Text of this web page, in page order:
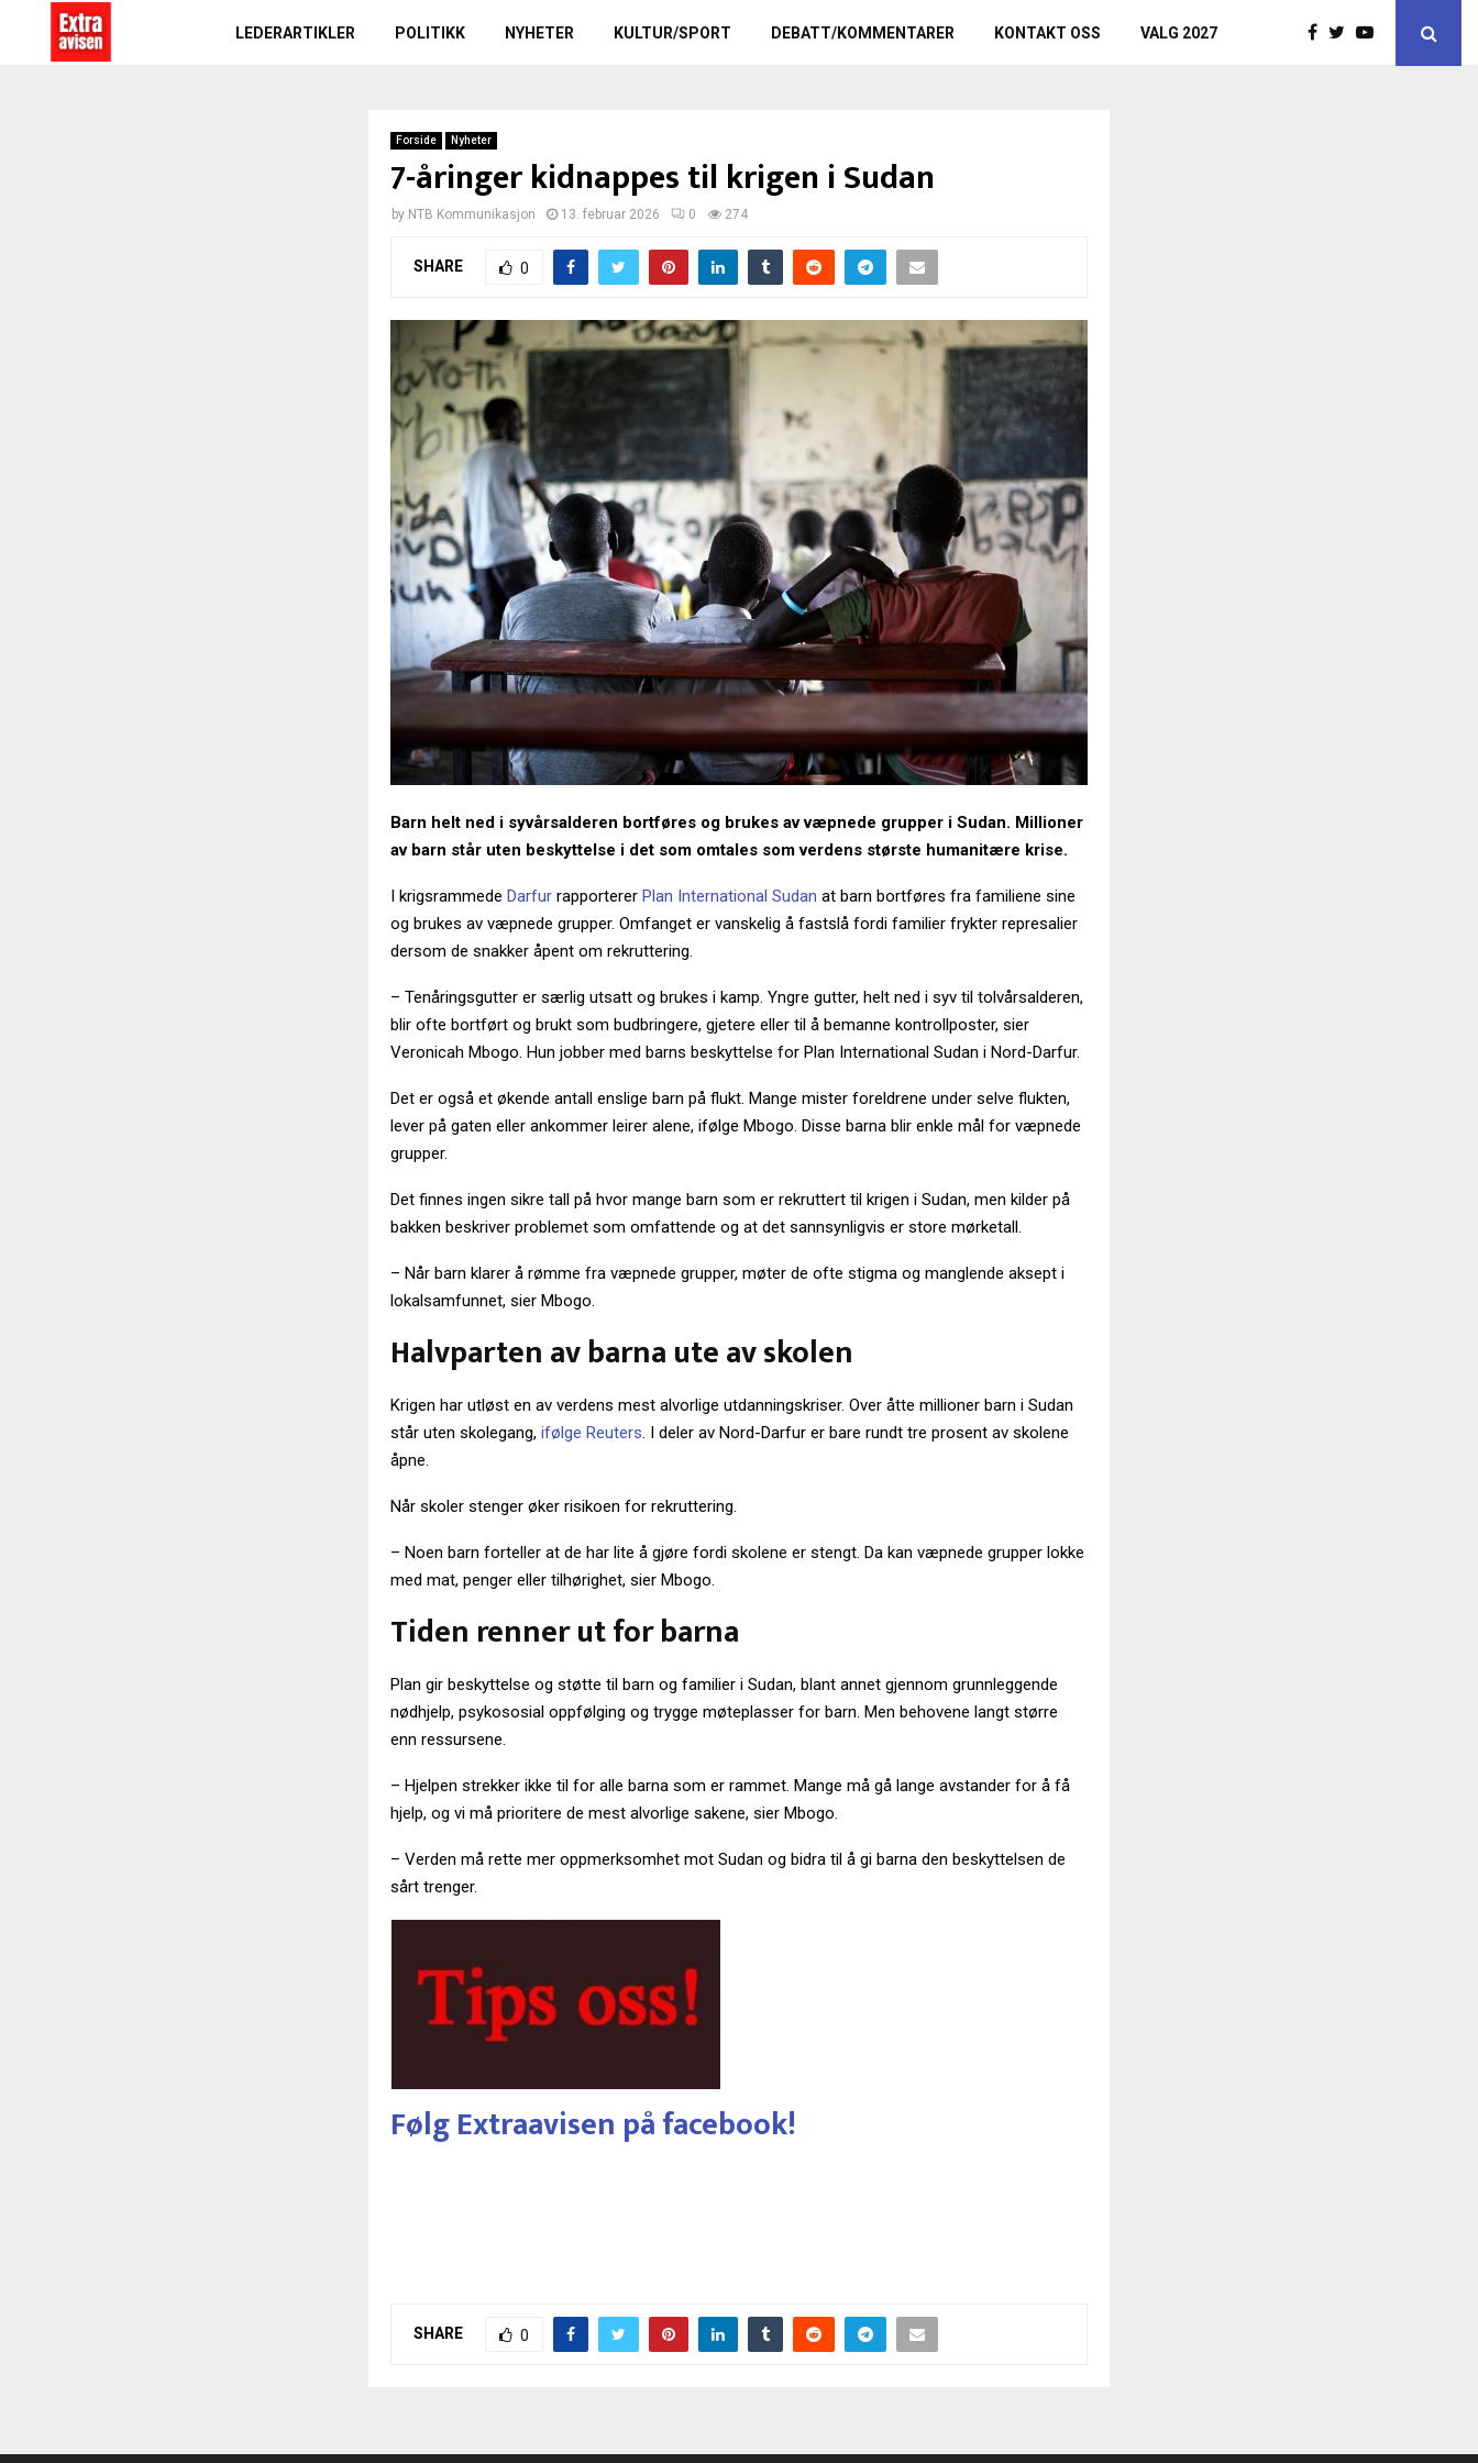
LEDERARTIKLER POLITIKK NYHETER KULTUR/SPORT DEBATT/KOMMENTARER KONTAKT OSS VALG 2027
Forside Nyheter
7-åringer kidnappes til krigen i Sudan
by NTB Kommunikasjon 13. februar 2026 0 274
SHARE 0
Barn helt ned i syvårsalderen bortføres og brukes av væpnede grupper i Sudan. Millioner
av barn står uten beskyttelse i det som omtales som verdens største humanitære krise.
I krigsrammede Darfur rapporterer Plan International Sudan at barn bortføres fra familiene sine
og brukes av væpnede grupper. Omfanget er vanskelig å fastslå fordi familier frykter represalier
dersom de snakker åpent om rekruttering.
– Tenåringsgutter er særlig utsatt og brukes i kamp. Yngre gutter, helt ned i syv til tolvårsalderen,
blir ofte bortført og brukt som budbringere, gjetere eller til å bemanne kontrollposter, sier
Veronicah Mbogo. Hun jobber med barns beskyttelse for Plan International Sudan i Nord-Darfur.
Det er også et økende antall enslige barn på flukt. Mange mister foreldrene under selve flukten,
lever på gaten eller ankommer leirer alene, ifølge Mbogo. Disse barna blir enkle mål for væpnede
grupper.
Det finnes ingen sikre tall på hvor mange barn som er rekruttert til krigen i Sudan, men kilder på
bakken beskriver problemet som omfattende og at det sannsynligvis er store mørketall.
– Når barn klarer å rømme fra væpnede grupper, møter de ofte stigma og manglende aksept i
lokalsamfunnet, sier Mbogo.
Halvparten av barna ute av skolen
Krigen har utløst en av verdens mest alvorlige utdanningskriser. Over åtte millioner barn i Sudan
står uten skolegang, ifølge Reuters. I deler av Nord-Darfur er bare rundt tre prosent av skolene
åpne.
Når skoler stenger øker risikoen for rekruttering.
– Noen barn forteller at de har lite å gjøre fordi skolene er stengt. Da kan væpnede grupper lokke
med mat, penger eller tilhørighet, sier Mbogo.
Tiden renner ut for barna
Plan gir beskyttelse og støtte til barn og familier i Sudan, blant annet gjennom grunnleggende
nødhjelp, psykososial oppfølging og trygge møteplasser for barn. Men behovene langt større
enn ressursene.
– Hjelpen strekker ikke til for alle barna som er rammet. Mange må gå lange avstander for å få
hjelp, og vi må prioritere de mest alvorlige sakene, sier Mbogo.
– Verden må rette mer oppmerksomhet mot Sudan og bidra til å gi barna den beskyttelsen de
sårt trenger.
Følg Extraavisen på facebook!
SHARE 0